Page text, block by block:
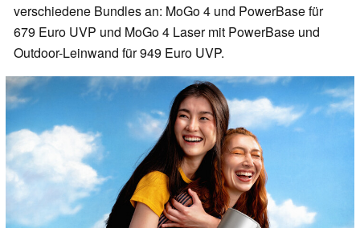
verschiedene Bundles an: MoGo 4 und PowerBase für
679 Euro UVP und MoGo 4 Laser mit PowerBase und
Outdoor-Leinwand für 949 Euro UVP.